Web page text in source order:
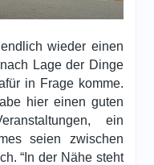
wieder einen
Lage der Dinge
in Frage komme.
hier einen guten
ein
seien zwischen
“In der Nähe steht